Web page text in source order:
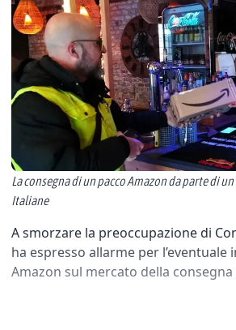
La consegna di un pacco Amazon da parte di
Italiane
A smorzare la preoccupazione di
ha espresso allarme per l’eventuale
Amazon sul mercato della consegna